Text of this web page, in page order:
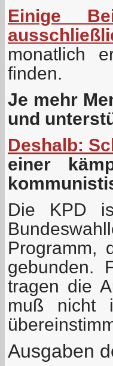
Einige
monatlich
finden.
Je mehr
und
Deshalb:
einer
Die KPD
Programm,
gebunden.
tragen die
muß nicht
Ausgaben